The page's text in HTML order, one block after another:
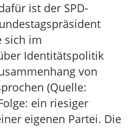
ist der SPD-
sich im
Identitätspolitik
von
(Quelle:
ein riesiger
eigenen Partei. Die